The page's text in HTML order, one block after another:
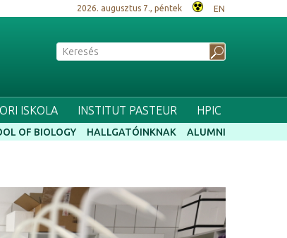
2026. augusztus 7., péntek EN
ISKOLA INSTITUT PASTEUR HPIC
OF BIOLOGY HALLGATÓINKNAK ALUMNI